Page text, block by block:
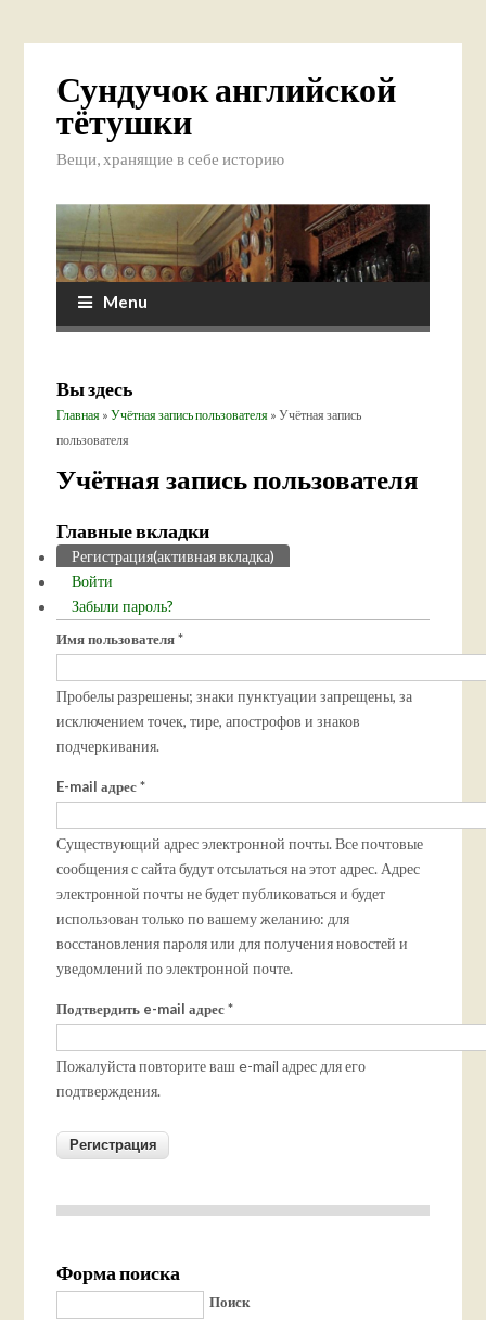
Сундучок английской
тётушки
Вещи, хранящие в себе историю
Menu
Вы здесь
Главная »Учётная запись пользователя » Учётная запись
пользователя
Учётная запись пользователя
Главные вкладки
Регистрация(активная вкладка)
Войти
Забыли пароль?
Имя пользователя*
Пробелы разрешены; знаки пунктуации запрещены, за
исключением точек, тире, апострофов и знаков
подчеркивания.
E-mail адрес*
Существующий адрес электронной почты. Все почтовые
сообщения с сайта будут отсылаться на этот адрес. Адрес
электронной почты не будет публиковаться и будет
использован только по вашему желанию: для
восстановления пароля или для получения новостей и
уведомлений по электронной почте.
Подтвердить e-mail адрес*
Пожалуйста повторите ваш e-mail адрес для его
подтверждения.
Форма поиска
Поиск